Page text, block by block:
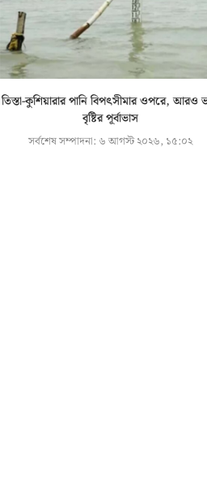
তিস্তা-কুশিয়ারার পানি বিপৎসীমার ওপরে, আরও
বৃষ্টির পূর্বাভাস
সর্বশেষ সম্পাদনা: ৬ আগস্ট ২০২৬, ১৫:০২